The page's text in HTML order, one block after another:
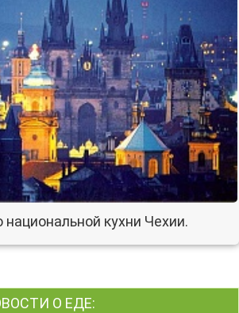
национальной кухни Чехии.
О ЕДЕ: